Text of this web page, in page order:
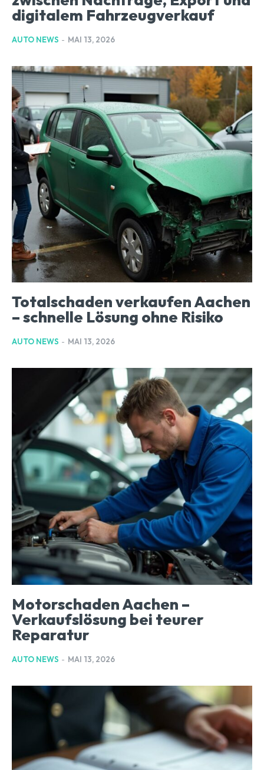
digitalem Fahrzeugverkauf
AUTO NEWS - MAI 13, 2026
Totalschaden verkaufen Aachen
– schnelle Lösung ohne Risiko
AUTO NEWS - MAI 13, 2026
Motorschaden Aachen –
Verkaufslösung bei teurer
Reparatur
AUTO NEWS - MAI 13, 2026